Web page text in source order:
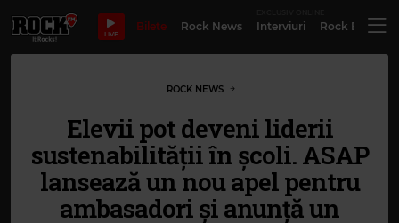
LIVE
Bilete Rock News Interviuri Rock
ROCK NEWS
Elevii pot deveni liderii
sustenabilității în școli. ASAP
lansează un nou apel pentru
ambasadori și anunță un